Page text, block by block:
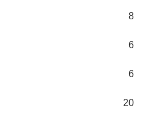
8
6
6
20